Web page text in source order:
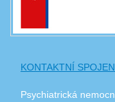
KONTAKTNÍ
Psychiatrická